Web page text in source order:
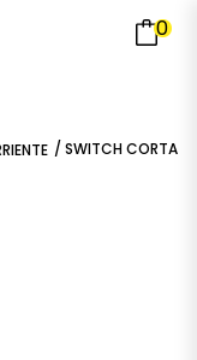
0
/ SWITCH CORTA